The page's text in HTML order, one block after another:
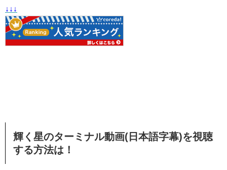
↓↓↓
輝く星のターミナル動画(日本語字幕)を視聴
する方法は！